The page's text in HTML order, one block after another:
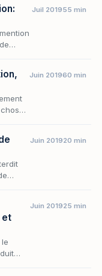
Juil 201955 min
Juin 201960 min
Juin 201920 min
et
Juin 201925 min